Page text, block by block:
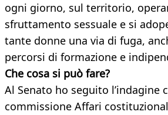
ogni giorno, sul territorio,
sfruttamento sessuale e si
tante donne una via di fuga,
percorsi di formazione e
Che cosa si può fare?
Al Senato ho seguito l’indagine
commissione Affari